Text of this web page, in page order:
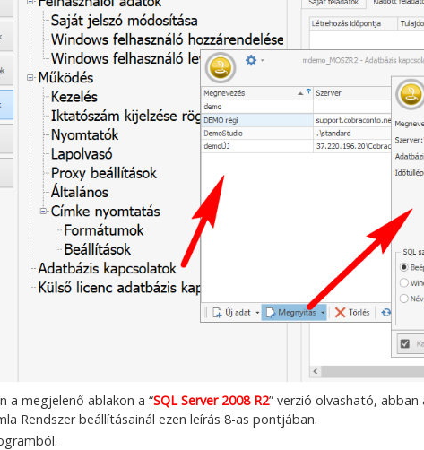
a megjelenő ablakon a “SQL Server 2008 R2” verzió olvasható,
Rendszer beállításainál ezen leírás 8-as pontjában.